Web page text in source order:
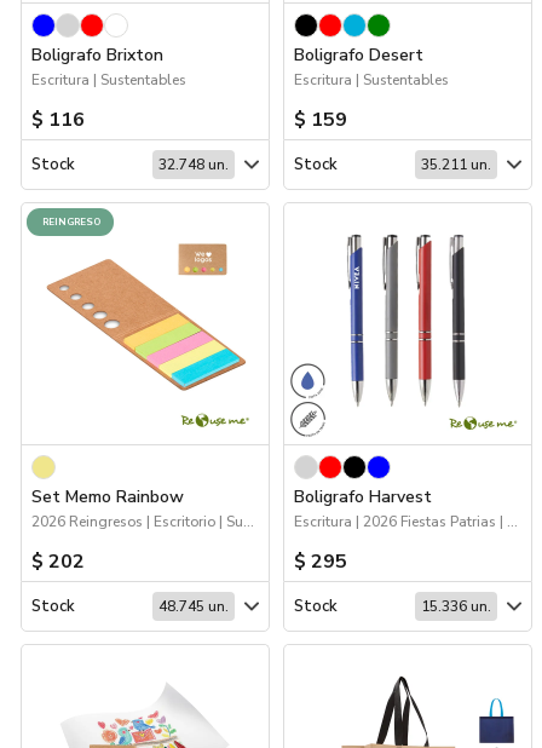
Catálogos
Sé partner
Boligrafo Brixton
Escritura | Sustentables
$ 116
Stock 32.748 un.
Boligrafo Desert
Escritura | Sustentables
$ 159
Stock 35.211 un.
REINGRESO
Set Memo Rainbow
2026 Reingresos | Escritorio | Sustentables
$ 202
Stock 48.745 un.
Boligrafo Harvest
Escritura | 2026 Fiestas Patrias | Sustentables
$ 295
Stock 15.336 un.